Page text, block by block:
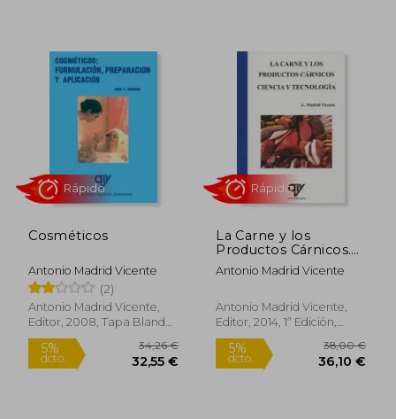
5% 5%
dcto.
Cosméticos
Antonio Madrid Vicente
(2)
Antonio Madrid Vicente,
Editor, 2008, Tapa Blanda,
Nuevo Rápido
La Carne y los
Productos Cárnicos.
Ciencia y Tecnología
Antonio Madrid Vicente
Antonio Madrid Vicente,
Editor, 2014, 1ª Edición,
Tapa Blanda, Nuevo